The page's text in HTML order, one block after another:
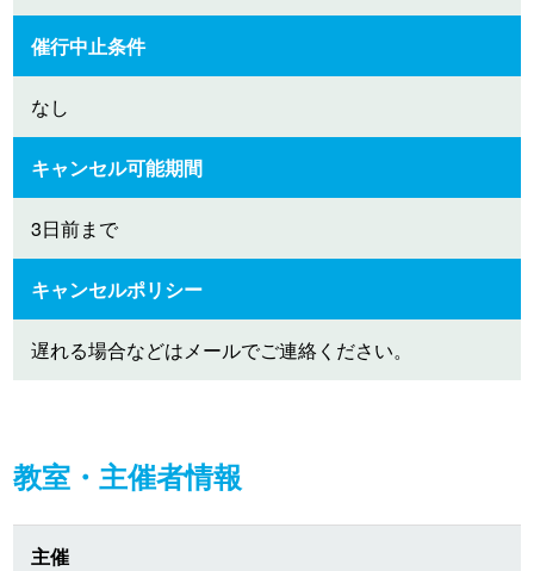
催行中止条件
なし
キャンセル可能期間
3日前まで
キャンセルポリシー
遅れる場合などはメールでご連絡ください。
教室・主催者情報
主催